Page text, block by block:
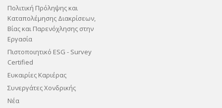
Πολιτική Πρόληψης και
Καταπολέμησης Διακρίσεων,
Βίας και Παρενόχλησης στην
Εργασία
Πιστοποιητικό ESG - Survey
Certified
Ευκαιρίες Καριέρας
Συνεργάτες Χονδρικής
Νέα